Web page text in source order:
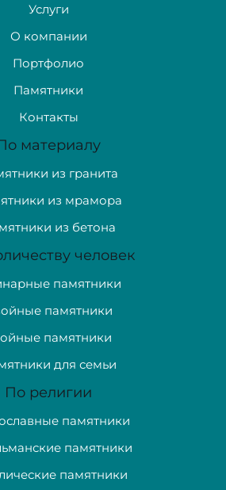
Услуги
О компании
Портфолио
Памятники
Контакты
материалу
из гранита
из мрамора
из бетона
человек
памятники
памятники
памятники
для семьи
По религии
памятники
памятники
памятники